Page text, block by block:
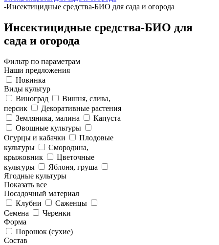
-Инсектицидные средства-БИО для сада и огорода
Инсектицидные средства-БИО для
сада и огорода
Фильтр по параметрам
Наши предложения
Новинка
Виды культур
Виноград
Вишня, слива,
персик
Декоративные растения
Земляника, малина
Капуста
Овощные культуры
Огурцы и кабачки
Плодовые
культуры
Смородина,
крыжовник
Цветочные
культуры
Яблоня, груша
Ягодные культуры
Показать все
Посадочный материал
Клубни
Саженцы
Семена
Черенки
Форма
Порошок (сухие)
Состав